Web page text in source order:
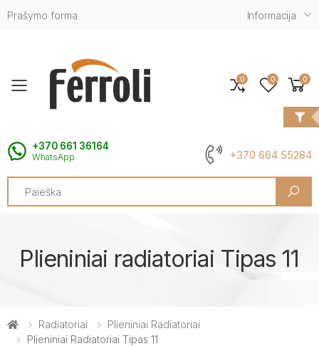
Prašymo forma Informacija
Toggle mobile menu
+370 661 36164
WhatsApp +370 664 55284
Search
0 0 0
Plieniniai radiatoriai Tipas 11
Radiatoriai
Plieniniai Radiatoriai
Plieniniai Radiatoriai Tipas 11